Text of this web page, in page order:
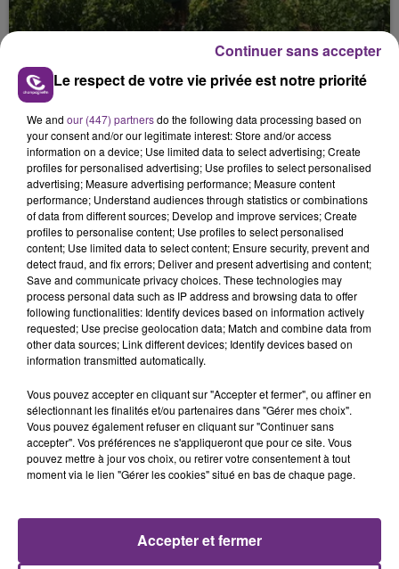
L'INSPECTION DU TRAVAIL RAPPELLE À
L'ORDRE SUR LES CONDITIONS DE...
Alors que les dates de début des vendange 2026
s'est avéré être plus précoce que prévu,
l'inspection du Travail en profite pour rappeler
les conditions de...
TITRES DIFFUSÉS
4h54
4h54
Ordinary
4h49
4h49
Nothing Else Matters.
4h45
4h45 4h42
4h42
Le respect de votre vie privée est notre priorité
We and our (447) partnersdo the following data processing based on
your consent and/or our legitimate interest: Store and/or access
information on a device; Use limited data to select advertising; Create
profiles for personalised advertising; Use profiles to select personalised
advertising; Measure advertising performance; Measure content
performance; Understand audiences through statistics or combinations
of data from different sources; Develop and improve services; Create
profiles to personalise content; Use profiles to select personalised
content; Use limited data to select content; Ensure security, prevent and
detect fraud, and fix errors; Deliver and present advertising and content;
Save and communicate privacy choices. These technologies may
process personal data such as IP address and browsing data to offer
following functionalities: Identify devices based on information actively
requested; Use precise geolocation data; Match and combine data from
other data sources; Link different devices; Identify devices based on
information transmitted automatically.
Vous pouvez accepter en cliquant sur "Accepter et fermer", ou affiner en
sélectionnant les finalités et/ou partenaires dans "Gérer mes choix".
Vous pouvez également refuser en cliquant sur "Continuer sans
accepter". Vos préférences ne s'appliqueront que pour ce site. Vous
pouvez mettre à jour vos choix, ou retirer votre consentement à tout
moment via le lien "Gérer les cookies" situé en bas de chaque page.
Accepter et fermer
Continuer sans accepter